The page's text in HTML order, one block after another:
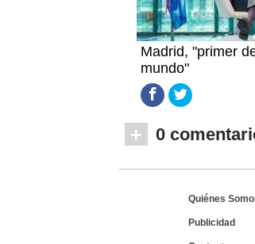
Madrid, "primer
mundo"
+ 0
Quiénes
Publicidad